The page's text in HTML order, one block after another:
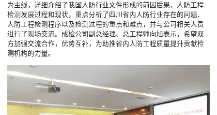
为主线，详细介绍了我国人防行业文件形成的前因后果、人防工程
检测发展过程和现状，重点分析了四川省内人防行业存在的问题、
人防工程检测程序以及检测过程的重点和难点，并与公司相关人员
进行了现场交流。成检公司副总经理、总工程师向旭表示，希望双
方加强交流合作，优势互补，为助推省内人防工程质量提升贡献检
测机构的力量。